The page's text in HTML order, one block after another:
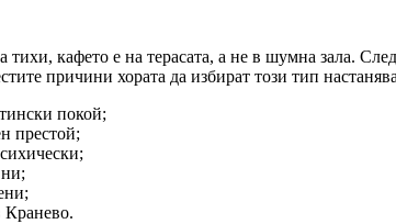
кафето е на терасата, а не в шумна зала.
причини хората да избират този тип
покой;
престой;
Кранево.